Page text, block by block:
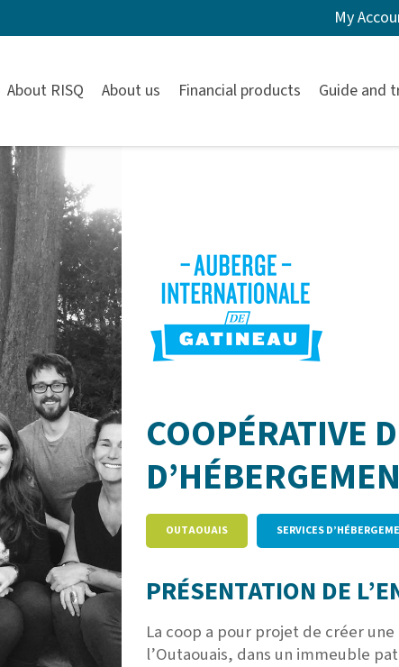
My
About RISQ About us Financial products Guide and
COOPÉRATIVE
OUTAOUAIS SERVICES
PRÉSENTATION DE
La coop a pour projet de créer
l’Outaouais, dans un immeuble